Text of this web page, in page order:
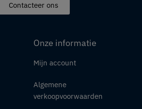
Contacteer ons
Onze informatie
Mijn account
Algemene
verkoopvoorwaarden